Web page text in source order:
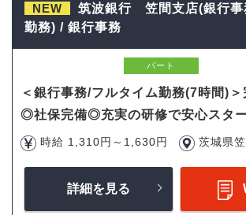
NEW
筑波銀行 笠間支店(銀行事
勤務) / 銀行事務
パート
＜銀行事務/フルタイム勤務(7時間)＞
◎社保完備◎充実の研修で安心スター
時給 1,310円～1,630円 茨城県
詳細を見る